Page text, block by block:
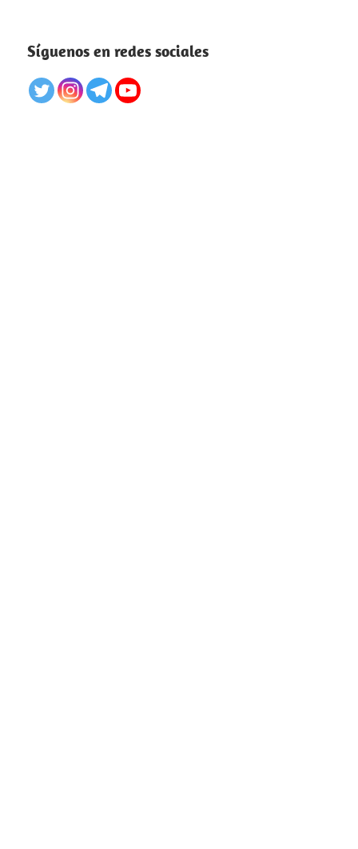
Síguenos en redes sociales